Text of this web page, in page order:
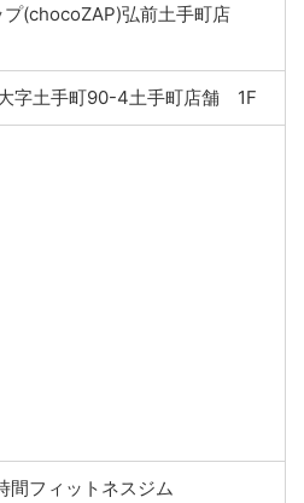
(chocoZAP)弘前土手町店
字土手町90-4土手町店舗 1F
間フィットネスジム